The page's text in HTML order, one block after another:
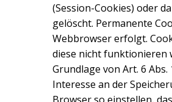
(Session-Cookies) oder
gelöscht. Permanente
Webbrowser erfolgt.
diese nicht funktionieren
Grundlage von Art. 6
Interesse an der